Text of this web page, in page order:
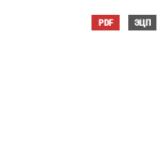
PDF ЭЦП